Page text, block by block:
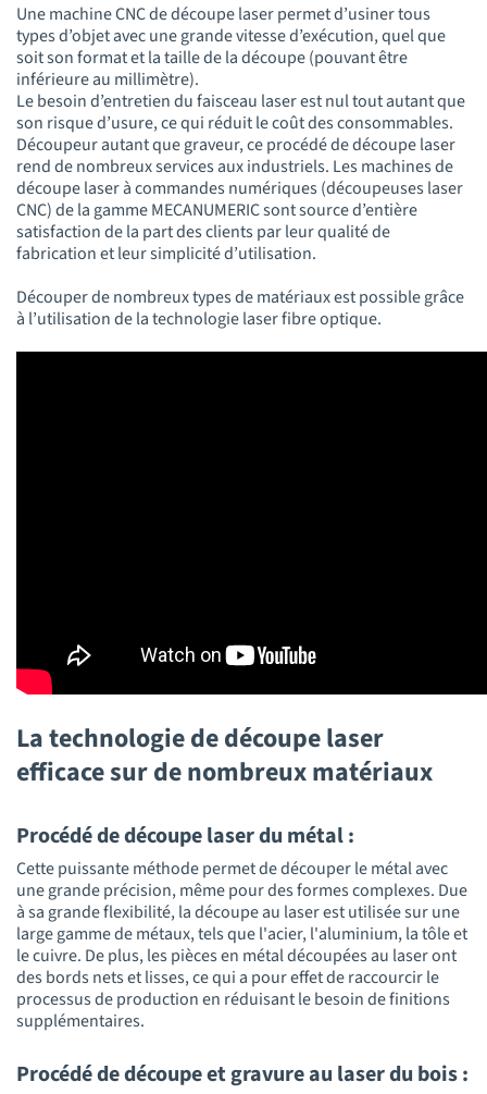
Une machine CNC de découpe laser permet d’usiner tous
types d’objet avec une grande vitesse d’exécution, quel que
soit son format et la taille de la découpe (pouvant être
inférieure au millimètre).
Le besoin d’entretien du faisceau laser est nul tout autant que
son risque d’usure, ce qui réduit le coût des consommables.
Découpeur autant que graveur, ce procédé de découpe laser
rend de nombreux services aux industriels. Les machines de
découpe laser à commandes numériques (découpeuses laser
CNC) de la gamme MECANUMERIC sont source d’entière
satisfaction de la part des clients par leur qualité de
fabrication et leur simplicité d’utilisation.
Découper de nombreux types de matériaux est possible grâce
à l’utilisation de la technologie laser fibre optique.
La technologie de découpe laser
efficace sur de nombreux matériaux
Procédé de découpe laser du métal :
Cette puissante méthode permet de découper le métal avec
une grande précision, même pour des formes complexes. Due
à sa grande flexibilité, la découpe au laser est utilisée sur une
large gamme de métaux, tels que l'acier, l'aluminium, la tôle et
le cuivre. De plus, les pièces en métal découpées au laser ont
des bords nets et lisses, ce qui a pour effet de raccourcir le
processus de production en réduisant le besoin de finitions
supplémentaires.
Procédé de découpe et gravure au laser du bois :